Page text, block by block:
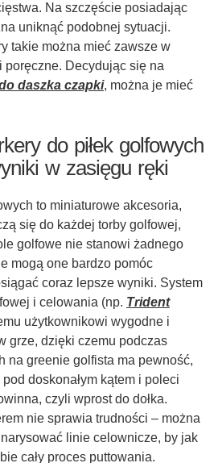
Na szczęście posiadając
uniknąć podobnej sytuacji.
takie można mieć zawsze w
poręczne. Decydując się na
daszka czapki, można je mieć
do piłek golfowych
w zasięgu ręki
to miniaturowe akcesoria,
się do każdej torby golfowej,
golfowe nie stanowi żadnego
mogą one bardzo pomóc
coraz lepsze wyniki. System
i celowania (np. Trident
użytkownikowi wygodne i
grze, dzięki czemu podczas
na greenie golfista ma pewność,
doskonałym kątem i poleci
czyli wprost do dołka.
nie sprawia trudności – można
linie celownicze, by jak
cały proces puttowania.